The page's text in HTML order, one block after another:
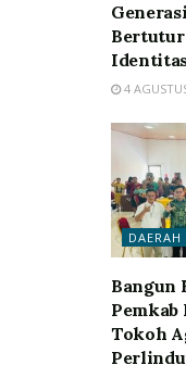
Bertutur
4
DAERAH
Bangun
Pemkab
Tokoh